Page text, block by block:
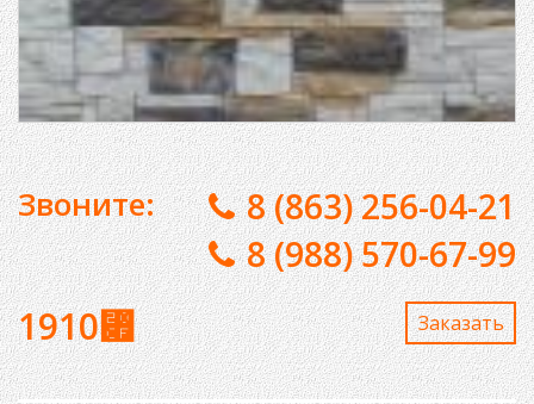
Звоните:
8 (863) 256-04-21
8 (988) 570-67-99
1910⃏ Заказaть